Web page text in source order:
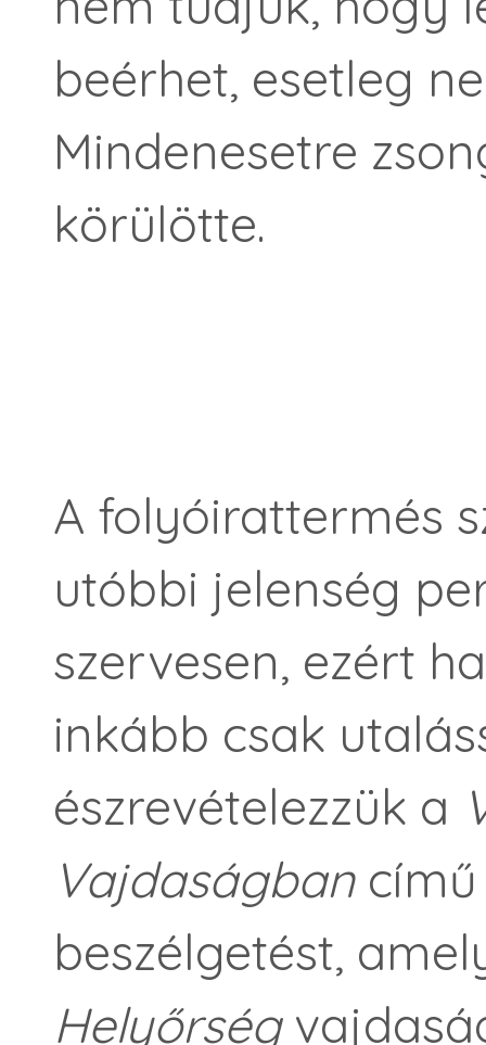
beérhet, esetleg
Mindenesetre
körülötte.
A folyóirattermés
utóbbi jelenség
szervesen, ezért
inkább csak
észrevételezzük a
Vajdaságban
beszélgetést,
Helyőrség